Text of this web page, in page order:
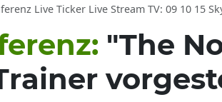
Ticker Live Stream TV: 09 10 15 SkyGo News
"The